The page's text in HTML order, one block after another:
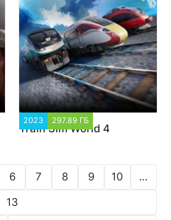
2023 297.89 ГБ
Train Sim World 4
6 7 8 9 10
...
13